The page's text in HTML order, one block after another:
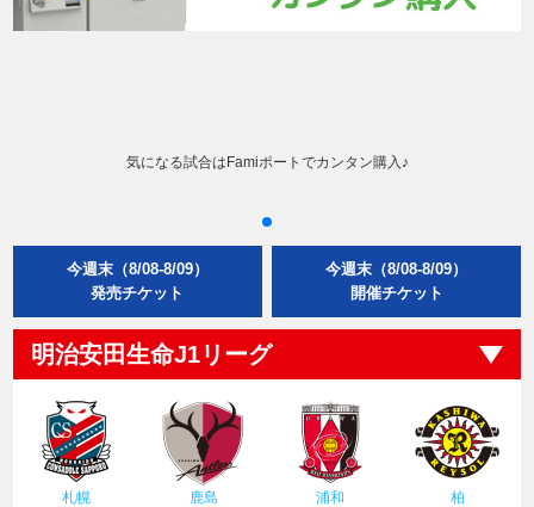
気になる試合はFamiポートでカンタン購入♪
今週末（8/08-8/09）
発売チケット
今週末（8/08-8/09）
開催チケット
明治安田生命J1リーグ
札幌 鹿島 浦和 柏